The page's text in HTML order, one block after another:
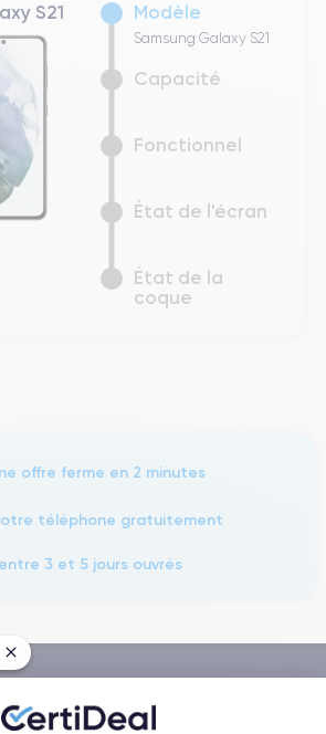
S21 Modèle
Samsung Galaxy S21
Capacité
Fonctionnel
État de l'écran
État de la
coque
offre ferme en 2 minutes
téléphone gratuitement
3 et 5 jours ouvrés